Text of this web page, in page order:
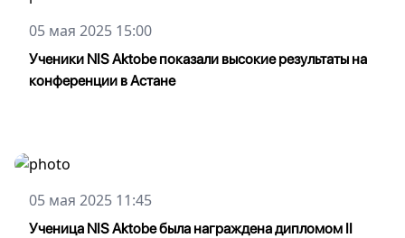
05 мая 2025 15:00
Ученики NIS Aktobe показали высокие результаты на
конференции в Астане
05 мая 2025 11:45
Ученица NIS Aktobe была награждена дипломом II